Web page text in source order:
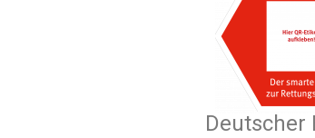
Deutscher